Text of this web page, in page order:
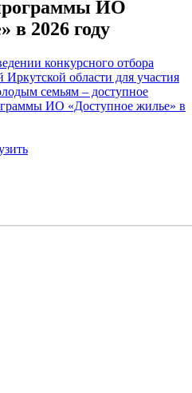
ИО
в 2026 году
конкурсного отбора
области для участия
семьям – доступное
ИО «Доступное жилье» в